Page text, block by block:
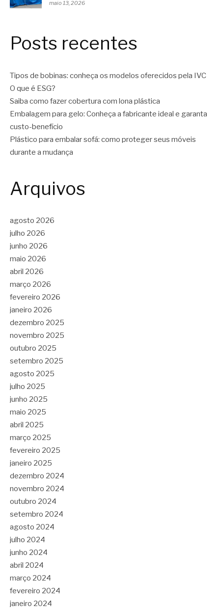
maio 13, 2026
Posts recentes
Tipos de bobinas: conheça os modelos oferecidos pela IVC
O que é ESG?
Saiba como fazer cobertura com lona plástica
Embalagem para gelo: Conheça a fabricante ideal e garanta
custo-benefício
Plástico para embalar sofá: como proteger seus móveis
durante a mudança
Arquivos
agosto 2026
julho 2026
junho 2026
maio 2026
abril 2026
março 2026
fevereiro 2026
janeiro 2026
dezembro 2025
novembro 2025
outubro 2025
setembro 2025
agosto 2025
julho 2025
junho 2025
maio 2025
abril 2025
março 2025
fevereiro 2025
janeiro 2025
dezembro 2024
novembro 2024
outubro 2024
setembro 2024
agosto 2024
julho 2024
junho 2024
abril 2024
março 2024
fevereiro 2024
janeiro 2024